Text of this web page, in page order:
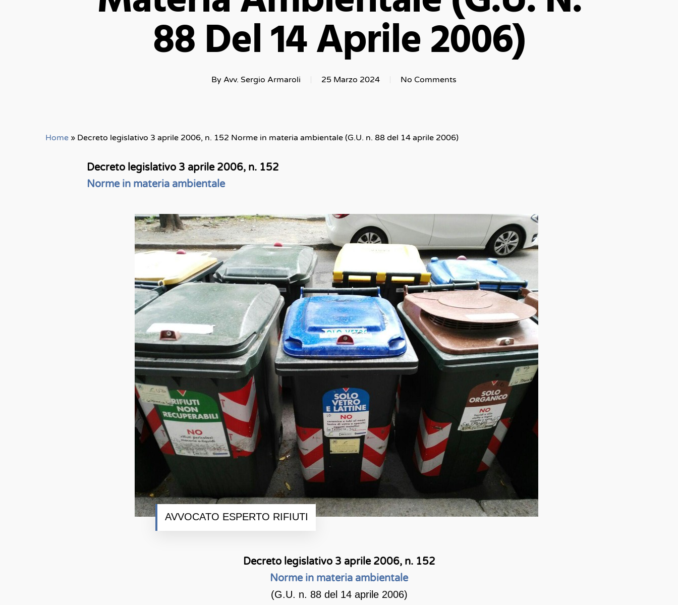
88 Del 14 Aprile 2006)
By Avv. Sergio Armaroli 25 Marzo 2024 No Comments
Home » Decreto legislativo 3 aprile 2006, n. 152 Norme in materia ambientale (G.U. n. 88 del 14 aprile 2006)
Decreto legislativo 3 aprile 2006, n. 152
Norme in materia ambientale
AVVOCATO ESPERTO RIFIUTI
Decreto legislativo 3 aprile 2006, n. 152
Norme in materia ambientale
(G.U. n. 88 del 14 aprile 2006)